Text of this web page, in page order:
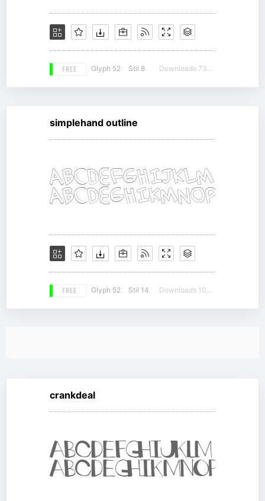
FREE Glyph 52 Stil 8 Downloads 7337
simplehand outline
FREE Glyph 52 Stil 14 Downloads 10120
crankdeal